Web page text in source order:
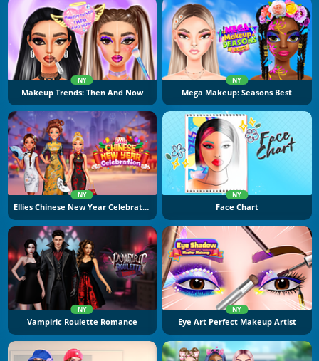
NY
Makeup Trends: Then And Now
NY
Mega Makeup: Seasons Best
NY
Ellies Chinese New Year Celebration
NY
Face Chart
NY
Vampiric Roulette Romance
NY
Eye Art Perfect Makeup Artist